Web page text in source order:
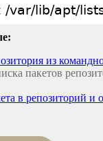
var/lib/apt/
из
пакетов
в репозиторий и